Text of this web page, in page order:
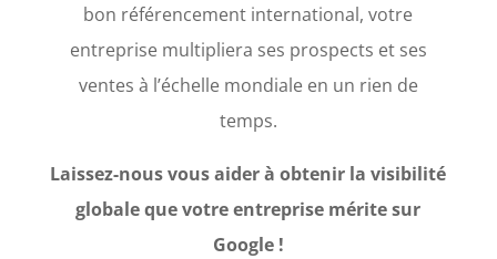
bon référencement international, votre
entreprise multipliera ses prospects et ses
ventes à l’échelle mondiale en un rien de
temps.
Laissez-nous vous aider à obtenir la visibilité
globale que votre entreprise mérite sur
Google !